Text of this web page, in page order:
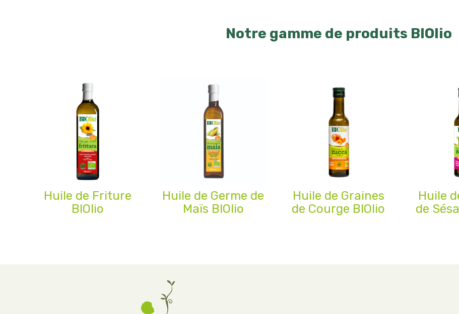
Notre gamme de produits BIOlio
Huile de Friture
BIOlio
Huile de Germe de
Maïs BIOlio
Huile de Graines
de Courge BIOlio
Huile
de